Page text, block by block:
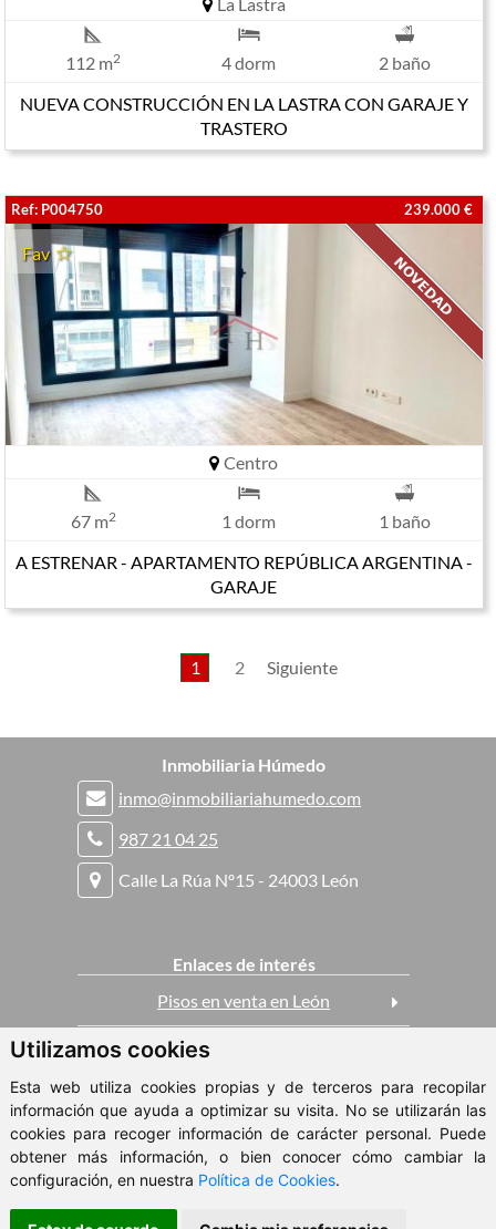
Utilizamos cookies
Esta web utiliza cookies propias y de terceros para recopilar
información que ayuda a optimizar su visita. No se utilizarán las
cookies para recoger información de carácter personal. Puede
obtener más información, o bien conocer cómo cambiar la
configuración, en nuestra Política de Cookies.
112 m2 4 dorm
2 baño
NUEVA CONSTRUCCIÓN EN LA LASTRA CON GARAJE Y
TRASTERO
Ref: P004750 239.000 €
Fav
Centro
67 m2 1 dorm
1 baño
A ESTRENAR - APARTAMENTO REPÚBLICA ARGENTINA -
GARAJE
1 2 Siguiente
Inmobiliaria Húmedo
inmo@inmobiliariahumedo.com
987 21 04 25
Calle La Rúa Nº15 - 24003 León
Enlaces de interés
Pisos en venta en León
Casas en venta en León
Pisos en alquiler en León
© 2026 - Inmobiliaria Húmedo
Aviso Legal-Política de Privacidad